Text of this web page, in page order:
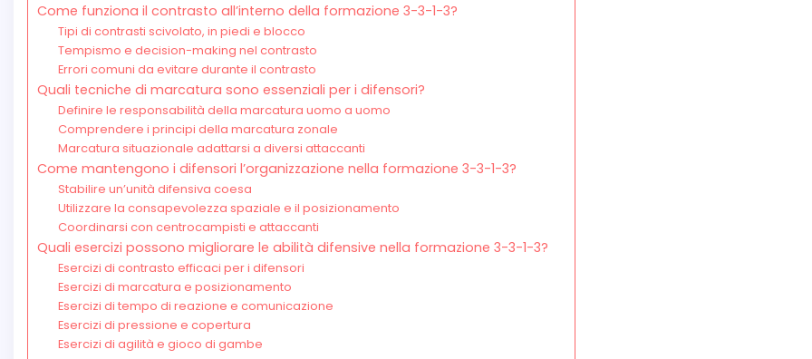
Come funziona il contrasto all’interno della formazione 3-3-1-3?
Tipi di contrasti scivolato, in piedi e blocco
Tempismo e decision-making nel contrasto
Errori comuni da evitare durante il contrasto
Quali tecniche di marcatura sono essenziali per i difensori?
Definire le responsabilità della marcatura uomo a uomo
Comprendere i principi della marcatura zonale
Marcatura situazionale adattarsi a diversi attaccanti
Come mantengono i difensori l’organizzazione nella formazione 3-3-1-3?
Stabilire un’unità difensiva coesa
Utilizzare la consapevolezza spaziale e il posizionamento
Coordinarsi con centrocampisti e attaccanti
Quali esercizi possono migliorare le abilità difensive nella formazione 3-3-1-3?
Esercizi di contrasto efficaci per i difensori
Esercizi di marcatura e posizionamento
Esercizi di tempo di reazione e comunicazione
Esercizi di pressione e copertura
Esercizi di agilità e gioco di gambe